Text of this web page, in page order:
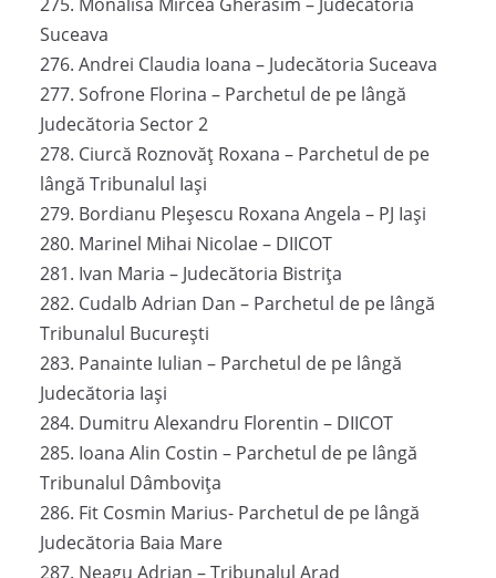
Suceava
276. Andrei Claudia Ioana – Judecătoria Suceava
277. Sofrone Florina – Parchetul de pe lângă
Judecătoria Sector 2
278. Ciurcă Roznovăț Roxana – Parchetul de pe
lângă Tribunalul Iași
279. Bordianu Pleșescu Roxana Angela – PJ Iași
280. Marinel Mihai Nicolae – DIICOT
281. Ivan Maria – Judecătoria Bistrița
282. Cudalb Adrian Dan – Parchetul de pe lângă
Tribunalul București
283. Panainte Iulian – Parchetul de pe lângă
Judecătoria Iași
284. Dumitru Alexandru Florentin – DIICOT
285. Ioana Alin Costin – Parchetul de pe lângă
Tribunalul Dâmbovița
286. Fit Cosmin Marius- Parchetul de pe lângă
Judecătoria Baia Mare
287. Neagu Adrian – Tribunalul Arad